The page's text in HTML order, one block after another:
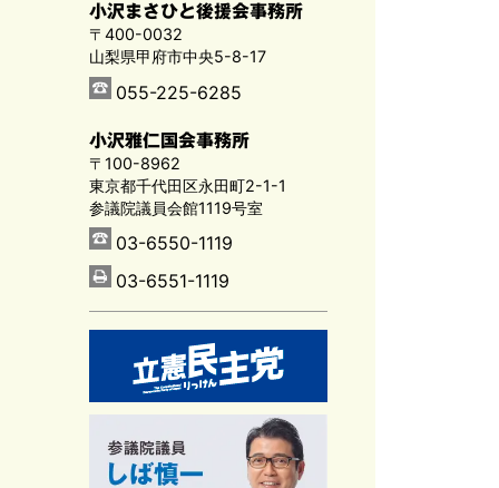
小沢まさひと後援会事務所
〒400-0032
山梨県甲府市中央5-8-17
055-225-6285
小沢雅仁国会事務所
〒100-8962
東京都千代田区永田町2-1-1
参議院議員会館1119号室
03-6550-1119
03-6551-1119